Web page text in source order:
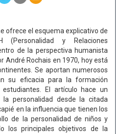
ofrece el esquema explicativo de
(Personalidad y Relaciones
de la perspectiva humanista
André Rochais en 1970, hoy está
Se aportan numerosos
su eficacia para la formación
El artículo hace un
personalidad desde la citada
en la influencia que tienen los
de la personalidad de niños y
los principales objetivos de la